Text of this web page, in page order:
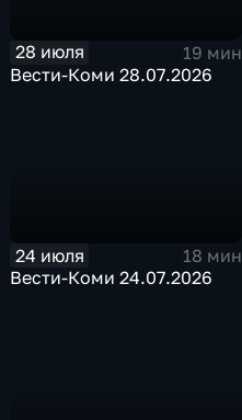
28 июля
19 мин
Вести-Коми 28.07.2026
24 июля
18 мин
Вести-Коми 24.07.2026